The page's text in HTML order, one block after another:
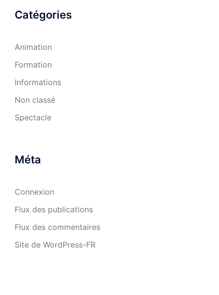
Catégories
Animation
Formation
Informations
Non classé
Spectacle
Méta
Connexion
Flux des publications
Flux des commentaires
Site de WordPress-FR